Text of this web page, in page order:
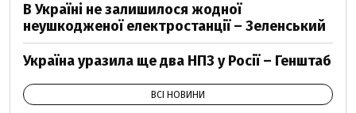
В Україні не залишилося жодної
неушкодженої електростанції – Зеленський
Україна уразила ще два НПЗ у Росії – Генштаб
ВСІ НОВИНИ